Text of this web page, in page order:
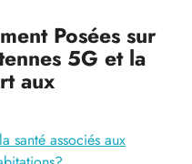
Posées sur
5G et la
aux
santé associés aux